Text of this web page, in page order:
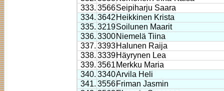
333. 3566Seipiharju Saara
334. 3642 Heikkinen Krista
335. 3219Soilunen Maarit
336. 3300Niemelä Tiina
337. 3393Halunen Raija
338. 3339Häyrynen Lea
339. 3561 Merkku Maria
340. 3340Arvila Heli
341. 3556Friman Jasmin